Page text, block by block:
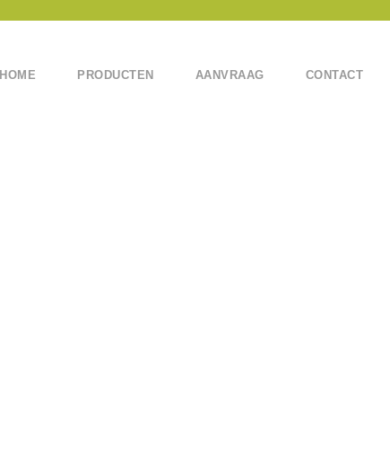
HOME PRODUCTEN AANVRAAG CONTACT